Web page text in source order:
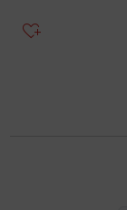
heart_plus